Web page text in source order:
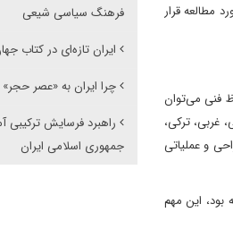
مطالعه قرار
به لحاظ فنی می‌توان
غربی، ترکی،
را بازی می‌کرد، جنگی پرشدت، برق‌آسا و در بازه زمانی ۷۲ ساعته طراحی و عملیاتی
بود، این مهم
فرهنگ سیاسی شیعی
ایران تازه‌ای در کتاب
چرا ایران به «عصر حجر»
راهبرد فرسایش ترکیبی
جمهوری اسلامی ایران